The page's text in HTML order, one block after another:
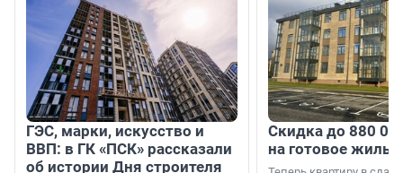
ГЭС, марки, искусство и
ВВП: в ГК «ПСК» рассказали
об истории Дня строителя
Скидка до 880
на готовое